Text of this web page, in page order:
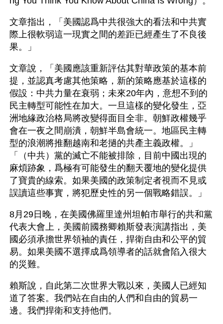
文章指出，「美國認爲中共很強大的看法和中共實
際上很軟弱這一現實之間的差距已經產生了不良後
果。」
文章說，「美國應該重新評估其對華政策的基本前
提，並認真考慮其他策略，新的策略應基於這樣的
假設：中共力量在衰弱；未來20年內，意想不到的
民主轉型可能性在加大。一旦這樣的變化發生，亞
洲地緣政治格局將改變得面目全非。朝鮮政權幾乎
會在一夜之間崩潰，朝鮮半島會統一。地區民主轉
型的浪潮將推翻越南和老撾的共產主義政權。」
「（中共）黨的滅亡不能被排除，目前中國出現的
麻煩跡象，爲極有可能發生的翻天覆地的變化提供
了寶貴的線索。如果美國的政策制定者視而不見或
誤讀這些事實，將犯歷史性的另一個戰略錯誤。」
8月29日晚，在美國佛羅里達州坦帕市舉行的共和黨
代表大會上，美國前國務卿賴斯發表演講指出，美
國必須承擔世界領袖的責任，捍衛自由和公平的貿
易。如果美國不選擇成爲領導者的話就會陷入很大
的災難。
賴斯說，自此第二次世界大戰以來，美國人已經知
道了答案。我們站在自由的人們和自由的貿易一
邊。我們捍衛和支持他們。